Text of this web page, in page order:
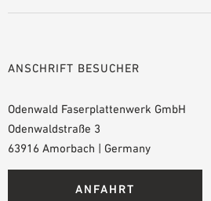
ANSCHRIFT BESUCHER
Odenwald Faserplattenwerk GmbH
Odenwaldstraße 3
63916 Amorbach | Germany
ANFAHRT